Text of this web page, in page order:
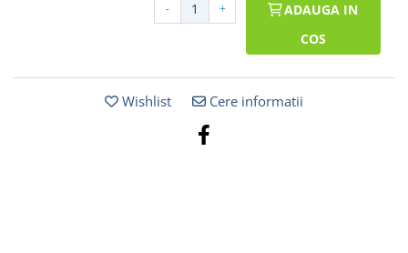
- +
ADAUGA IN
COS
Wishlist Cere informatii